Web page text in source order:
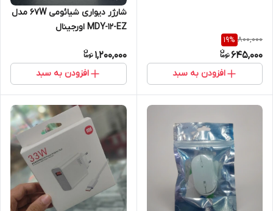
800,000
19%
645,000
افزودن به سبد
شارژر دیواری شیائومی 67W مدل
MDY-12-EZ اورجینال
1,200,000
افزودن به سبد